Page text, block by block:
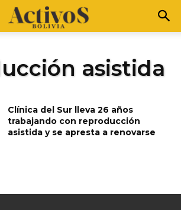
asistida
Clínica del Sur lleva 26 años
trabajando con reproducción
asistida y se apresta a renovarse